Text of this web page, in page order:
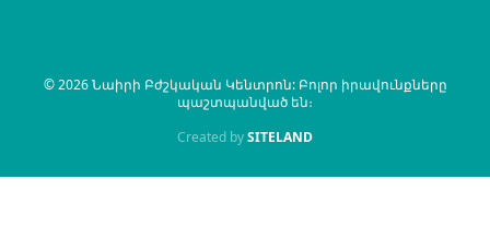
© 2026 Նաիրի Բժշկական Կենտրոն: Բոլոր իրավունքները
պաշտպանված են։
Created bySITELAND